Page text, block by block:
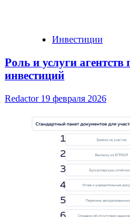
Инвестиции
Роль и услуги
инвестиций
Redactor 19 февраля 2026